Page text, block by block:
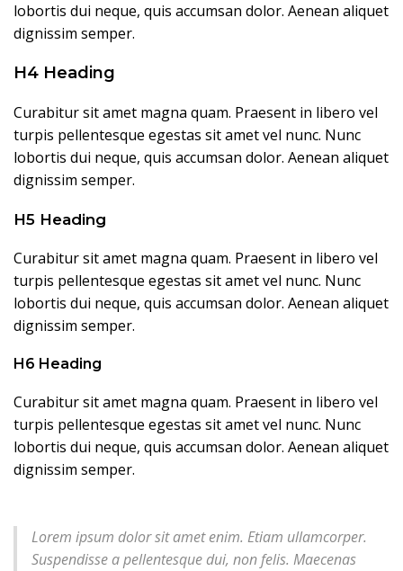
lobortis dui neque, quis accumsan dolor. Aenean aliquet
dignissim semper.
H4 Heading
Curabitur sit amet magna quam. Praesent in libero vel
turpis pellentesque egestas sit amet vel nunc. Nunc
lobortis dui neque, quis accumsan dolor. Aenean aliquet
dignissim semper.
H5 Heading
Curabitur sit amet magna quam. Praesent in libero vel
turpis pellentesque egestas sit amet vel nunc. Nunc
lobortis dui neque, quis accumsan dolor. Aenean aliquet
dignissim semper.
H6 Heading
Curabitur sit amet magna quam. Praesent in libero vel
turpis pellentesque egestas sit amet vel nunc. Nunc
lobortis dui neque, quis accumsan dolor. Aenean aliquet
dignissim semper.
Lorem ipsum dolor sit amet enim. Etiam ullamcorper.
Suspendisse a pellentesque dui, non felis. Maecenas